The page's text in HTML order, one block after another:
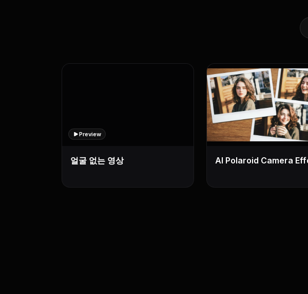
Preview
얼굴 없는 영상 AI Polaroid Camera